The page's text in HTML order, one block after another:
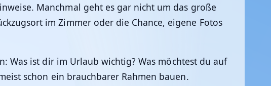
Manchmal geht es gar nicht um das große
im Zimmer oder die Chance, eigene Fotos
Was ist dir im Urlaub wichtig? Was möchtest du auf
schon ein brauchbarer Rahmen bauen.